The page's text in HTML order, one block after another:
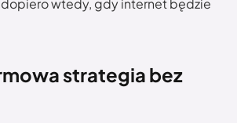
wtedy, gdy internet będzie
strategia bez